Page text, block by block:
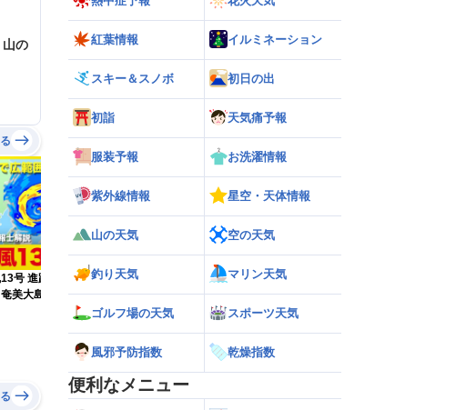
の
13号 進路解説】通過後も影響長
美大島で総雨量400mm超・高
警戒（2026.08.08 16:00）
【猛烈な雨と激しい雷雨】新潟は線状降
水帯が発生のおそれも＜気象防災速報・
記録的短時間大雨＞
紅葉情報 イルミネーション
スキー＆スノボ 初日の出
初詣 天気痛予報
服装予報 お洗濯情報
紫外線情報 星空・天体情報
山の天気 空の天気
釣り天気 マリン天気
ゴルフ場の天気 スポーツ天気
風邪予防指数 乾燥指数
便利なメニュー